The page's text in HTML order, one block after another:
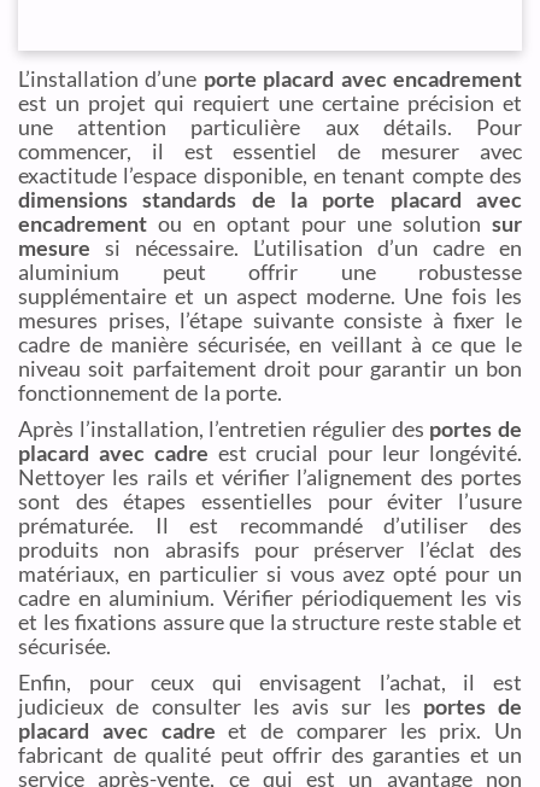
L’installation d’une porte placard avec encadrement
est un projet qui requiert une certaine précision et
une attention particulière aux détails. Pour
commencer, il est essentiel de mesurer avec
exactitude l’espace disponible, en tenant compte des
dimensions standards de la porte placard avec
encadrement ou en optant pour une solution sur
mesure si nécessaire. L’utilisation d’un cadre en
aluminium peut offrir une robustesse
supplémentaire et un aspect moderne. Une fois les
mesures prises, l’étape suivante consiste à fixer le
cadre de manière sécurisée, en veillant à ce que le
niveau soit parfaitement droit pour garantir un bon
fonctionnement de la porte.
Après l’installation, l’entretien régulier des portes de
placard avec cadre est crucial pour leur longévité.
Nettoyer les rails et vérifier l’alignement des portes
sont des étapes essentielles pour éviter l’usure
prématurée. Il est recommandé d’utiliser des
produits non abrasifs pour préserver l’éclat des
matériaux, en particulier si vous avez opté pour un
cadre en aluminium. Vérifier périodiquement les vis
et les fixations assure que la structure reste stable et
sécurisée.
Enfin, pour ceux qui envisagent l’achat, il est
judicieux de consulter les avis sur les portes de
placard avec cadre et de comparer les prix. Un
fabricant de qualité peut offrir des garanties et un
service après-vente, ce qui est un avantage non